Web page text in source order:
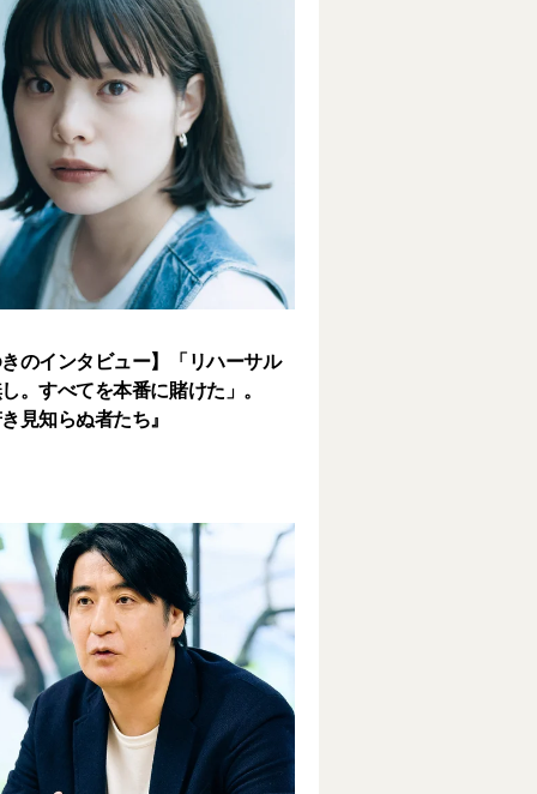
のインタビュー】「リハーサル
。すべてを本番に賭けた」。
見知らぬ者たち』